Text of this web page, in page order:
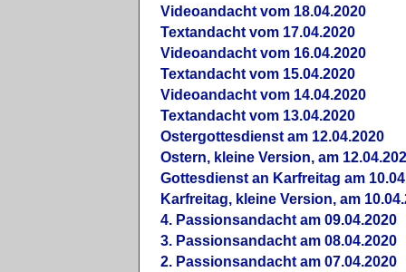
Videoandacht vom 18.04.2020
Textandacht vom 17.04.2020
Videoandacht vom 16.04.2020
Textandacht vom 15.04.2020
Videoandacht vom 14.04.2020
Textandacht vom 13.04.2020
Ostergottesdienst am 12.04.2020
Ostern, kleine Version, am
Gottesdienst an Karfreitag am
Karfreitag, kleine Version, am
4. Passionsandacht am 09.04.2020
3. Passionsandacht am 08.04.2020
2. Passionsandacht am 07.04.2020